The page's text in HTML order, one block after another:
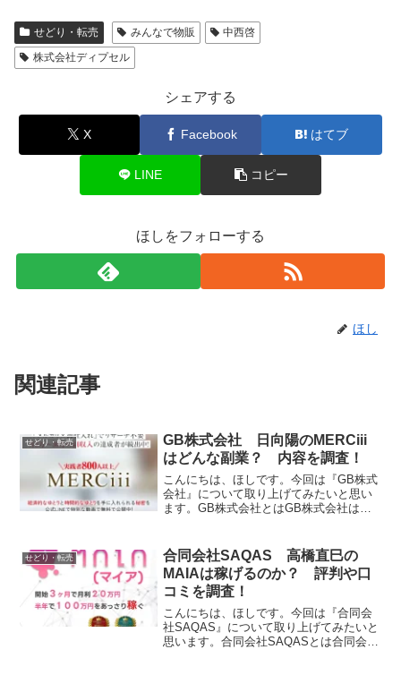
せどり・転売 みんなで物販
中西啓
株式会社ディプセル
シェアする
X Facebook はてブ
LINE コピー
ほしをフォローする
ほし
関連記事
せどり・転売
GB株式会社 日向陽のMERCiii
はどんな副業？ 内容を調査！
こんにちは、ほしです。今回は『GB株式
会社』について取り上げてみたいと思い
ます。GB株式会社とはGB株式会社は物
す！特定商取引法に基づく表記販売社名
GB株式会社運営統括責任...
せどり・転売
合同会社SAQAS 高橋直巳の
MAIAは稼げるのか？ 評判や口
コミを調査！
こんにちは、ほしです。今回は『合同会
社SAQAS』について取り上げてみたいと
思います。合同会社SAQASとは合同会社